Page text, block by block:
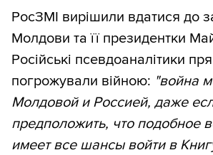
РосЗМІ вирішили вдатися до
Молдови та її президентки
Російські псевдоаналітики
погрожували війною: "война
Молдовой и Россией, даже
предположить, что подобное
имеет все шансы войти в